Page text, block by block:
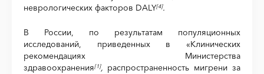
неврологических факторов DALY[4].
В России, по результатам популяционных
исследований, приведенных в «Клинических
рекомендациях Министерства
здравоохранения[1], распространенность мигрени за